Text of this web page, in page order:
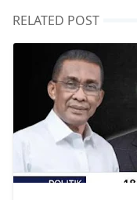
RELATED POST